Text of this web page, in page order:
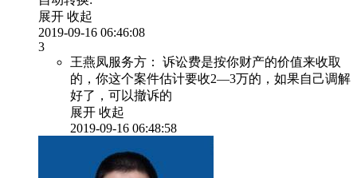
展开 收起
2019-09-16 06:46:08
3
王燕凤服务方：
诉讼费是按你财产的价值来收取
的，你这个案件估计要收2—3万的，如果自己调解
好了，可以撤诉的
展开 收起
2019-09-16 06:48:58